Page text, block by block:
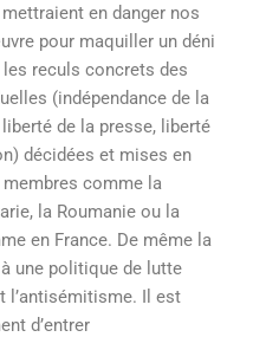
en danger nos
pour maquiller un déni
reculs concrets des
(indépendance de la
de la presse, liberté
décidées et mises en
comme la
la Roumanie ou la
en France. De même la
une politique de lutte
l’antisémitisme. Il est
d’entrer